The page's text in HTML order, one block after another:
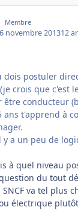
Membre
novembre 201312
dois postuler
crois que c'est
conducteur
ans t'apprend à
y a un peu de
à quel niveau
du tout
SNCF va tel plus
électrique